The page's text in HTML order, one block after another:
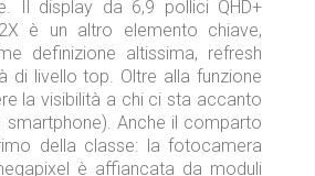
Il display da 6,9 pollici QHD+
è un altro elemento chiave,
definizione altissima, refresh
di livello top. Oltre alla funzione
la visibilità a chi ci sta accanto
Anche il comparto
della classe: la fotocamera
è affiancata da moduli